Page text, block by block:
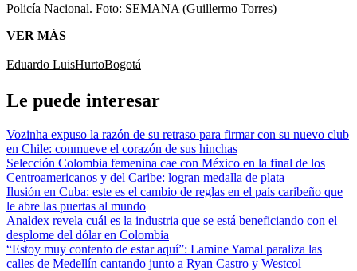
Policía Nacional. Foto: SEMANA (Guillermo Torres)
VER MÁS
Eduardo LuisHurtoBogotá
Le puede interesar
Vozinha expuso la razón de su retraso para firmar con su nuevo club
en Chile: conmueve el corazón de sus hinchas
Selección Colombia femenina cae con México en la final de los
Centroamericanos y del Caribe: logran medalla de plata
Ilusión en Cuba: este es el cambio de reglas en el país caribeño que
le abre las puertas al mundo
Analdex revela cuál es la industria que se está beneficiando con el
desplome del dólar en Colombia
“Estoy muy contento de estar aquí”: Lamine Yamal paraliza las
calles de Medellín cantando junto a Ryan Castro y Westcol